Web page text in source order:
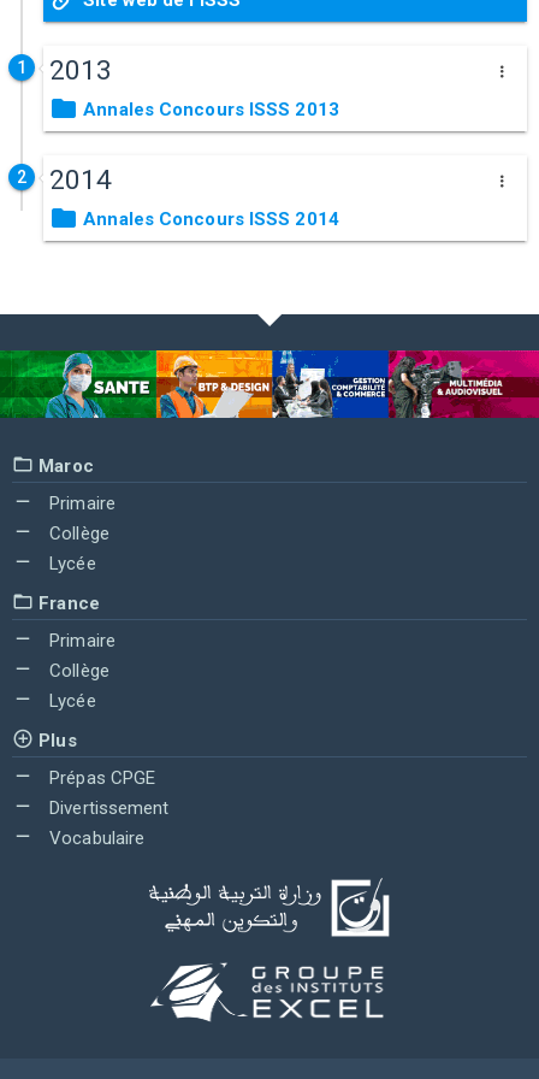
1 2013
Annales Concours ISSS 2013
2 2014
Annales Concours ISSS 2014
Maroc
Primaire
Collège
Lycée
France
Primaire
Collège
Lycée
Plus
Prépas CPGE
Divertissement
Vocabulaire